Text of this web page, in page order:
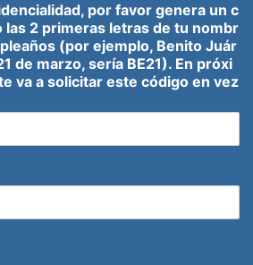
por favor genera un c
las 2 primeras letras de tu nombr
(por ejemplo, Benito Juár
de marzo, sería BE21). En próxi
va a solicitar este código en vez